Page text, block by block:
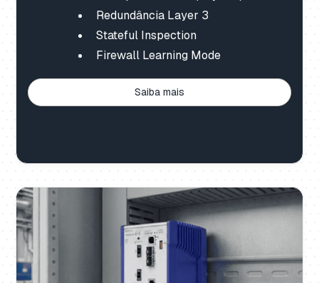
Redundância Layer 3
Stateful Inspection
Firewall Learning Mode
Saiba mais